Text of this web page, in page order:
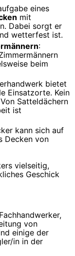
eines
mit
Dabei sorgt er
wetterfest ist.
:
beim
bietet
Einsatzorte. Kein
Satteldächern
ist
kann sich auf
Decken von
vielseitig,
Geschick
von
einige der
in in der